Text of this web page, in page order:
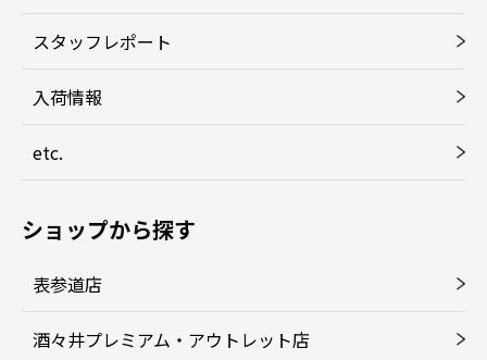
スタッフレポート
入荷情報
etc.
ショップから探す
表参道店
酒々井プレミアム・アウトレット店